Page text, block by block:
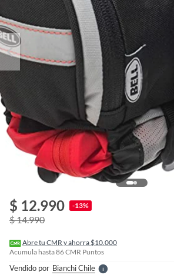
$ 12.990 -13%
$ 14.990
Abre tu CMR y ahorra $10.000
Acumula hasta86CMR Puntos
Vendido por Bianchi ChileS
l
l